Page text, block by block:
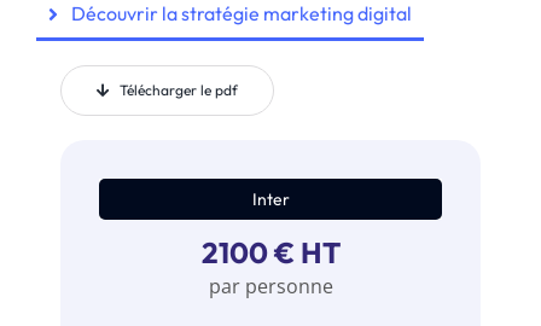
Découvrir la stratégie marketing digital
Télécharger le pdf
Inter
2100 € HT
par personne